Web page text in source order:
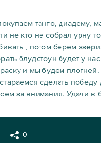
танго, диадему,
не кто не собрал урну
, потом берем
блудстоун будет у
и мы будем плотней.
сделать
за внимания. Удачи в
0